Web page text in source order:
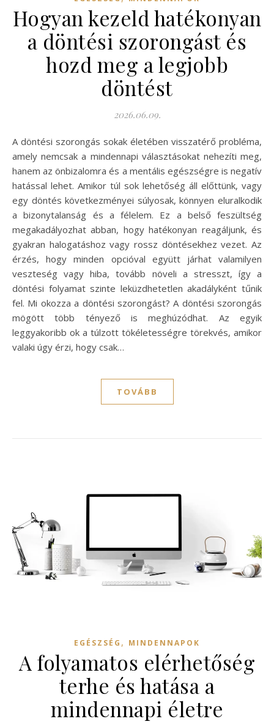
Hogyan kezeld hatékonyan
a döntési szorongást és
hozd meg a legjobb
döntést
2026.06.09.
A döntési szorongás sokak életében visszatérő probléma,
amely nemcsak a mindennapi választásokat nehezíti meg,
hanem az önbizalomra és a mentális egészségre is negatív
hatással lehet. Amikor túl sok lehetőség áll előttünk, vagy
egy döntés következményei súlyosak, könnyen eluralkodik
a bizonytalanság és a félelem. Ez a belső feszültség
megakadályozhat abban, hogy hatékonyan reagáljunk, és
gyakran halogatáshoz vagy rossz döntésekhez vezet. Az
érzés, hogy minden opcióval együtt járhat valamilyen
veszteség vagy hiba, tovább növeli a stresszt, így a
döntési folyamat szinte leküzdhetetlen akadályként tűnik
fel. Mi okozza a döntési szorongást? A döntési szorongás
mögött több tényező is meghúzódhat. Az egyik
leggyakoribb ok a túlzott tökéletességre törekvés, amikor
valaki úgy érzi, hogy csak…
TOVÁBB
EGÉSZSÉG , MINDENNAPOK
A folyamatos elérhetőség
terhe és hatása a
mindennapi életre